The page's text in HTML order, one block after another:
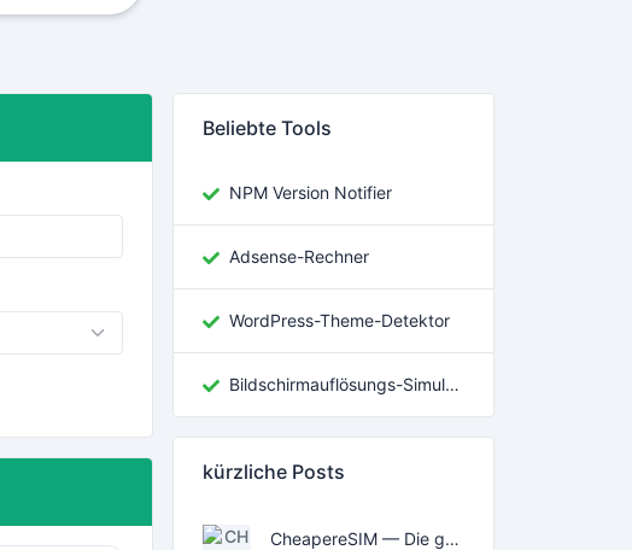
Beliebte Tools
NPM Version Notifier
Adsense-Rechner
WordPress-Theme-Detektor
Bildschirmauflösungs-Simulator
kürzliche Posts
CheapereSIM — Die günstigsten eSIM-Datentarife für Reisen 2026